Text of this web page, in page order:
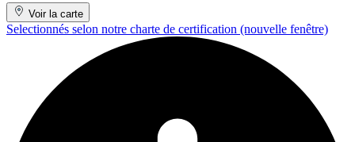
Voir la carte
Selectionnés selon notre charte de certification (nouvelle fenêtre)